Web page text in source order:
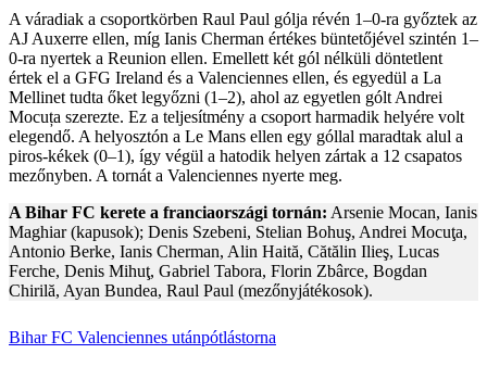
A váradiak a csoportkörben Raul Paul gólja révén 1–0-ra győztek az
AJ Auxerre ellen, míg Ianis Cherman értékes büntetőjével szintén 1–
0-ra nyertek a Reunion ellen. Emellett két gól nélküli döntetlent
értek el a GFG Ireland és a Valenciennes ellen, és egyedül a La
Mellinet tudta őket legyőzni (1–2), ahol az egyetlen gólt Andrei
Mocuța szerezte. Ez a teljesítmény a csoport harmadik helyére volt
elegendő. A helyosztón a Le Mans ellen egy góllal maradtak alul a
piros-kékek (0–1), így végül a hatodik helyen zártak a 12 csapatos
mezőnyben. A tornát a Valenciennes nyerte meg.
A Bihar FC kerete a franciaországi tornán: Arsenie Mocan, Ianis
Maghiar (kapusok); Denis Szebeni, Stelian Bohuş, Andrei Mocuţa,
Antonio Berke, Ianis Cherman, Alin Haită, Cătălin Ilieş, Lucas
Ferche, Denis Mihuţ, Gabriel Tabora, Florin Zbârce, Bogdan
Chirilă, Ayan Bundea, Raul Paul (mezőnyjátékosok).
Bihar FC Valenciennes utánpótlástorna